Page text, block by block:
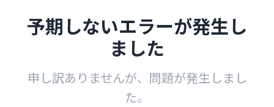
予期しないエラーが発生し
ました
申し訳ありませんが、問題が発生しまし
た。